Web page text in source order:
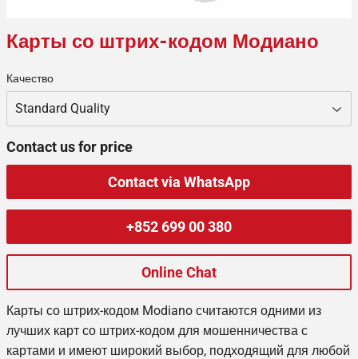
Карты со штрих-кодом Модиано
Качество
Contact us for price
Contact via WhatsApp
+852 699 00 380
Online Chat
Карты со штрих-кодом Modiano считаются одними из
лучших карт со штрих-кодом для мошенничества с
картами и имеют широкий выбор, подходящий для любой